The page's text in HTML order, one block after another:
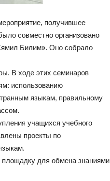
получившее
совместно организовано
Билим». Оно собрало
В ходе этих семинаров
использованию
языкам, правильному
учащихся учебного
проекты по
для обмена знаниями